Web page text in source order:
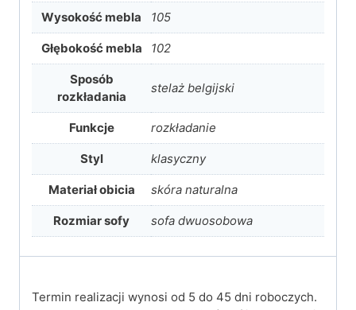
Wysokość mebla 105
Głębokość mebla 102
Sposób
rozkładania
stelaż belgijski
Funkcje rozkładanie
Styl klasyczny
Materiał obicia skóra naturalna
Rozmiar sofy sofa dwuosobowa
Termin realizacji wynosi od 5 do 45 dni roboczych.